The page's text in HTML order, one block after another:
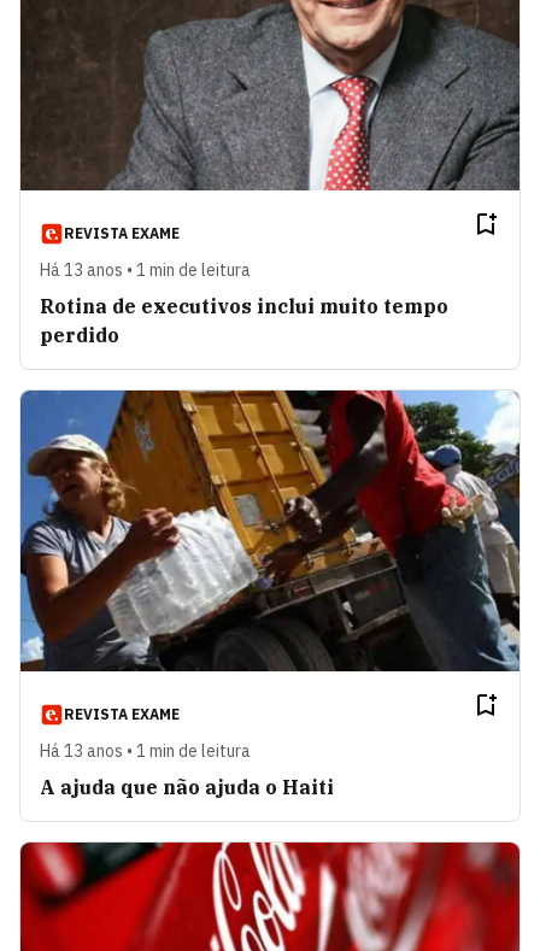
REVISTA EXAME
Há 13 anos • 1 min de leitura
Rotina de executivos inclui muito tempo
perdido
REVISTA EXAME
Há 13 anos • 1 min de leitura
A ajuda que não ajuda o Haiti